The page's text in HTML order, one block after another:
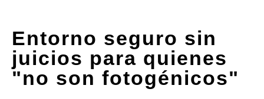
Entorno seguro sin
juicios para quienes
"no son fotogénicos"